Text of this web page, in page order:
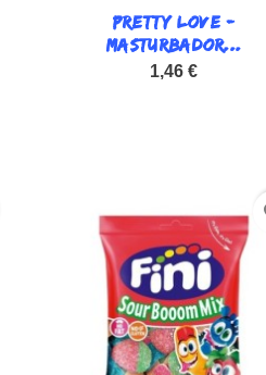
Vista rápida
PRETTY LOVE -
MASTURBADOR...
1,46 €